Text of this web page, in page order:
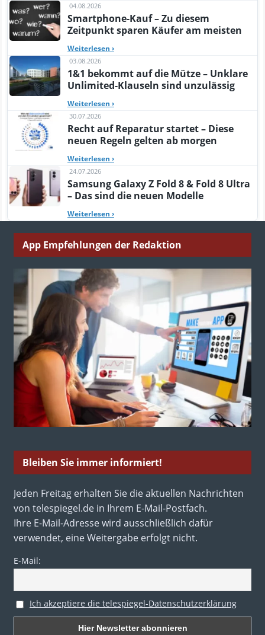
04.08.2026
Smartphone-Kauf – Zu diesem
Zeitpunkt sparen Käufer am meisten
Weiterlesen ›
03.08.2026
1&1 bekommt auf die Mütze – Unklare
Unlimited-Klauseln sind unzulässig
Weiterlesen ›
30.07.2026
Recht auf Reparatur startet – Diese
neuen Regeln gelten ab morgen
Weiterlesen ›
24.07.2026
Samsung Galaxy Z Fold 8 & Fold 8 Ultra
– Das sind die neuen Modelle
Weiterlesen ›
App Empfehlungen der Redaktion
Bleiben Sie immer informiert!
Jeden Freitag erhalten Sie die aktuellen Nachrichten
von telespiegel.de in Ihrem E-Mail-Postfach.
Ihre E-Mail-Adresse wird ausschließlich dafür
verwendet, eine Weitergabe erfolgt nicht.
E-Mail:
Ich akzeptiere die telespiegel-Datenschutzerklärung